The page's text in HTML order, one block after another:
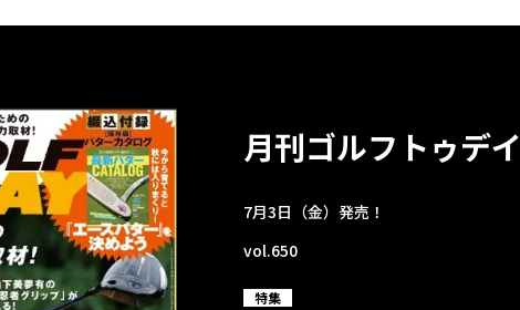
月刊ゴルフトゥデイ
7月3日（金）発売！
vol.650
特集